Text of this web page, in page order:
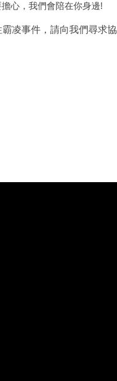
心，我們會陪在你身邊!
凌事件，請向我們尋求協